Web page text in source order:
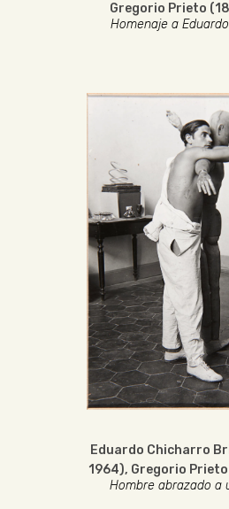
Gregorio Prieto
Homenaje a
Eduardo Chicharro
1964), Gregorio
Hombre abrazado a